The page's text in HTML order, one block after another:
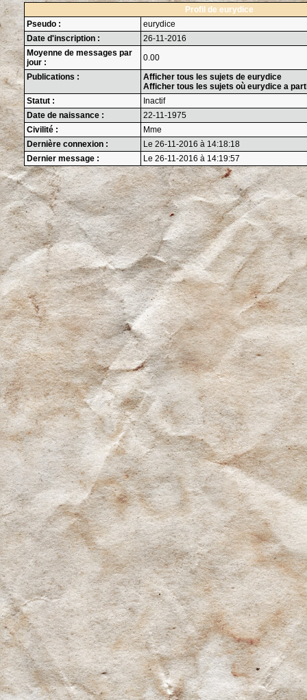
Profil de eurydice
Pseudo :
eurydice
Date d'inscription :
26-11-2016
Moyenne de messages par
jour :
0.00
Publications :
Afficher tous les sujets de eurydice
Afficher tous les sujets où eurydice a
Statut :
Inactif
Date de naissance :
22-11-1975
Civilité :
Mme
Dernière connexion :
Le 26-11-2016 à 14:18:18
Dernier message :
Le 26-11-2016 à 14:19:57